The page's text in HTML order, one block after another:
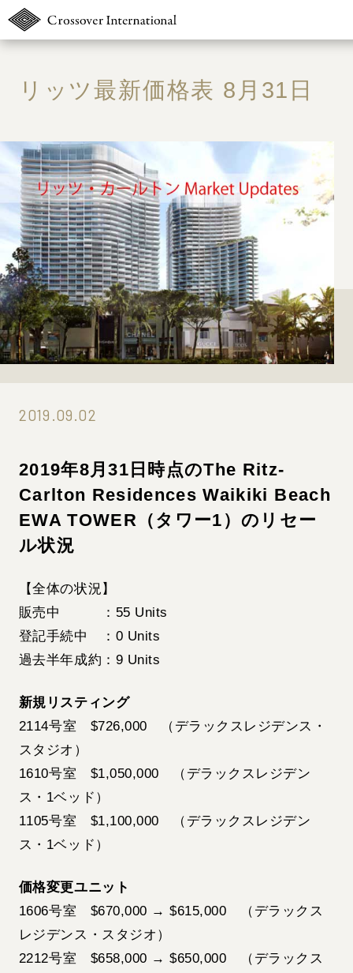
TOP
無料簡易査定
ウェブマガジン
お問い合わせ
03-6822-
リッツ最新価格表 8月31日
2019.09.02
2019年8月31日時点のThe Ritz-
Carlton Residences Waikiki Beach
EWA TOWER（タワー1）のリセー
ル状況
【全体の状況】
販売中 ：55 Units
登記手続中 ：0 Units
過去半年成約：9 Units
新規リスティング
2114号室 $726,000 （デラックスレジデンス・
スタジオ）
1610号室 $1,050,000 （デラックスレジデン
ス・1ベッド）
1105号室 $1,100,000 （デラックスレジデン
ス・1ベッド）
価格変更ユニット
1606号室 $670,000 → $615,000 （デラックス
レジデンス・スタジオ）
2212号室 $658,000 → $650,000 （デラックス